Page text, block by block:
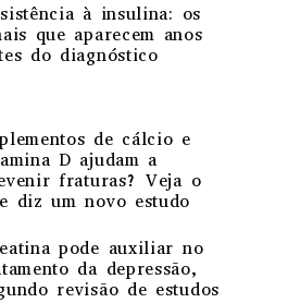
à insulina: os
que aparecem anos
do diagnóstico
de cálcio e
D ajudam a
fraturas? Veja o
diz um novo estudo
pode auxiliar no
da depressão,
revisão de estudos